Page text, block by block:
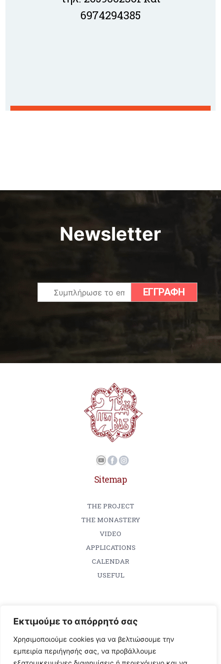
Εκτιμούμε το απόρρητό σας
Χρησιμοποιούμε cookies για να βελτιώσουμε την
εμπειρία περιήγησής σας, να προβάλλουμε
6974294385
Newsletter
Sitemap
THE PROJECT
THE MONASTERY
VIDEO
APPLICATIONS
CALENDAR
USEFUL
Contact
Holy Monastery of Vatopedi